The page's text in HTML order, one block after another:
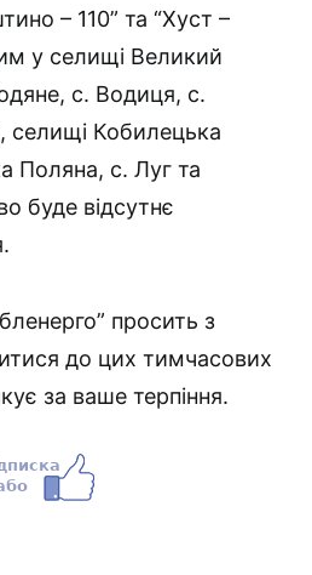
– 110” та “Хуст –
у селищі Великий
с. Водиця, с.
Кобилецька
Поляна, с. Луг та
буде відсутнє
просить з
до цих тимчасових
за ваше терпіння.